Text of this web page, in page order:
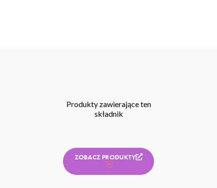
Produkty zawierające ten
składnik
ZOBACZ PRODUKTY